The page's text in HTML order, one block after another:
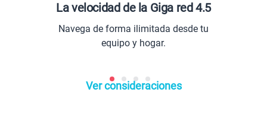
La velocidad de la Giga red 4.5
Navega de forma ilimitada desde tu
equipo y hogar.
Ver consideraciones